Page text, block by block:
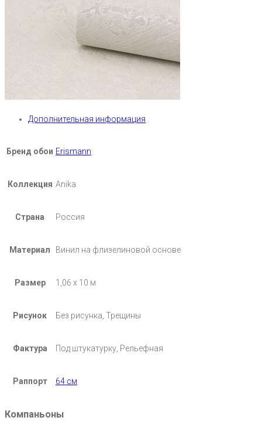
Дополнительная информация
Бренд обои Erismann
Коллекция Anika
Страна Россия
Материал Винил на флизелиновой основе
Размер 1,06 х 10 м
Рисунок Без рисунка, Трещины
Фактура Под штукатурку, Рельефная
Раппорт 64 см
Компаньоны